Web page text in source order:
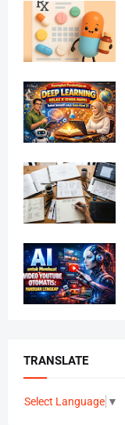
TRANSLATE
Select Language ▼